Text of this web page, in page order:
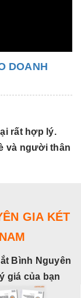
DOANH
rất hợp lý.
và người thân
GIA KÉT
Bình Nguyên
giá của bạn